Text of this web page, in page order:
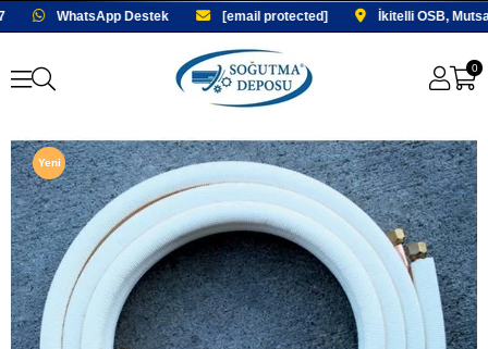
WhatsApp Destek [email protected] İkitelli OSB,
0
Yeni
Ürün
Fırsat
Ürünü